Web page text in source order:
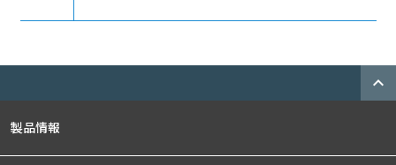
expand_less
製品情報